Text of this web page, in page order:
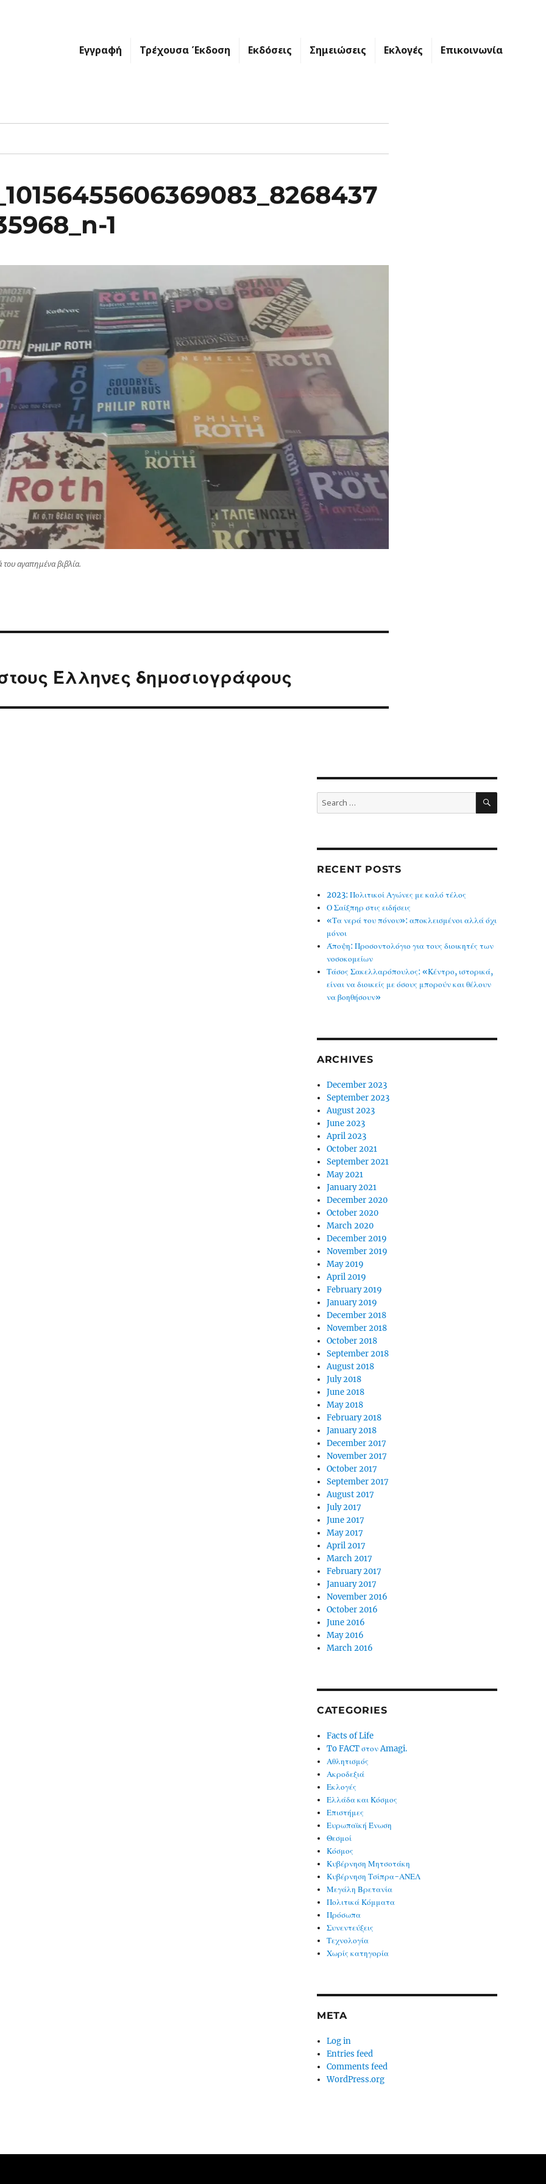
Εγγραφή Τρέχουσα Έκδοση Εκδόσεις Σημειώσεις Εκλογές Επικοινωνία
1
του αγαπημένα βιβλία.
Έλληνες δημοσιογράφους
Search
for:
SEARCH
RECENT POSTS
2023: Πολιτικοί Αγώνες με καλό τέλος
Ο Σαίξπηρ στις ειδήσεις
«Τα νερά του πόνου»: αποκλεισμένοι αλλά όχι
μόνοι
Άποψη: Προσοντολόγιο για τους διοικητές των
νοσοκομείων
Τάσος Σακελλαρόπουλος: «Κέντρο, ιστορικά,
είναι να διοικείς με όσους μπορούν και θέλουν
να βοηθήσουν»
ARCHIVES
December 2023
September 2023
August 2023
June 2023
April 2023
October 2021
September 2021
May 2021
January 2021
December 2020
October 2020
March 2020
December 2019
November 2019
May 2019
April 2019
February 2019
January 2019
December 2018
November 2018
October 2018
September 2018
August 2018
July 2018
June 2018
May 2018
February 2018
January 2018
December 2017
November 2017
October 2017
September 2017
August 2017
July 2017
June 2017
May 2017
April 2017
March 2017
February 2017
January 2017
November 2016
October 2016
June 2016
May 2016
March 2016
CATEGORIES
Facts of Life
To FACT στον Amagi.
Αθλητισμός
Ακροδεξιά
Εκλογές
Ελλάδα και Κόσμος
Επιστήμες
Ευρωπαϊκή Ένωση
Θεσμοί
Κόσμος
Κυβέρνηση Μητσοτάκη
Κυβέρνηση Τσίπρα-ΑΝΕΛ
Μεγάλη Βρετανία
Πολιτικά Κόμματα
Πρόσωπα
Συνεντεύξεις
Τεχνολογία
Χωρίς κατηγορία
META
Log in
Entries feed
Comments feed
WordPress.org